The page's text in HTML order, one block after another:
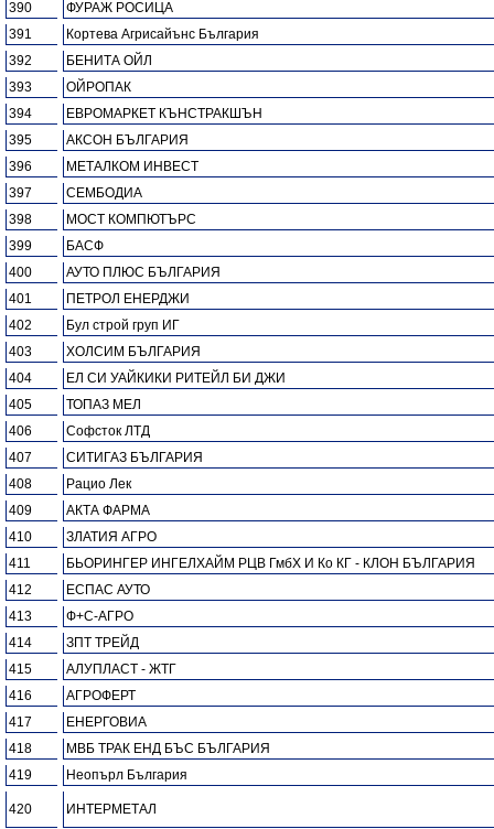
390
ФУРАЖ РОСИЦА
391
Кортева Агрисайънс България
392
БЕНИТА ОЙЛ
393
ОЙРОПАК
394
ЕВРОМАРКЕТ КЪНСТРАКШЪН
395
АКСОН БЪЛГАРИЯ
396
МЕТАЛКОМ ИНВЕСТ
397
СЕМБОДИА
398
МОСТ КОМПЮТЪРС
399
БАСФ
400
АУТО ПЛЮС БЪЛГАРИЯ
401
ПЕТРОЛ ЕНЕРДЖИ
402
Бул строй груп ИГ
403
ХОЛСИМ БЪЛГАРИЯ
404
ЕЛ СИ УАЙКИКИ РИТЕЙЛ БИ ДЖИ
405
ТОПАЗ МЕЛ
406
Софсток ЛТД
407
СИТИГАЗ БЪЛГАРИЯ
408
Рацио Лек
409
АКТА ФАРМА
410
ЗЛАТИЯ АГРО
411
БЬОРИНГЕР ИНГЕЛХАЙМ РЦВ ГмбХ И Ко КГ - КЛОН БЪЛГАРИЯ
412
ЕСПАС АУТО
413
Ф+С-АГРО
414
ЗПТ ТРЕЙД
415
АЛУПЛАСТ - ЖТГ
416
АГРОФЕРТ
417
ЕНЕРГОВИА
418
МВБ ТРАК ЕНД БЪС БЪЛГАРИЯ
419
Неопърл България
420 ИНТЕРМЕТАЛ